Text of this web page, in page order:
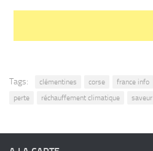
Tags: clémentines corse france info
perte
réchauffement climatique saveur